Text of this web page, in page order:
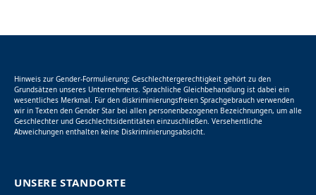
Hinweis zur Gender-Formulierung: Geschlechtergerechtigkeit gehört zu den
Grundsätzen unseres Unternehmens. Sprachliche Gleichbehandlung ist dabei ein
wesentliches Merkmal. Für den diskriminierungsfreien Sprachgebrauch verwenden
wir in Texten den Gender Star bei allen personenbezogenen Bezeichnungen, um alle
Geschlechter und Geschlechtsidentitäten einzuschließen. Versehentliche
Abweichungen enthalten keine Diskriminierungsabsicht.
UNSERE STANDORTE